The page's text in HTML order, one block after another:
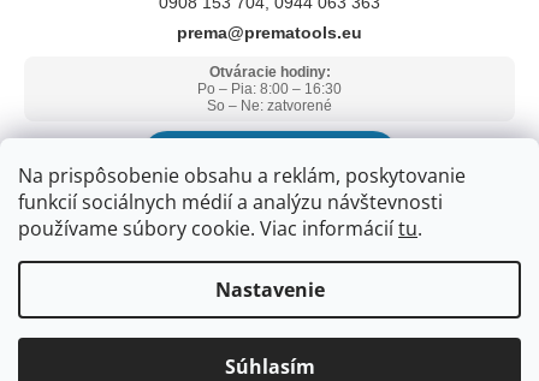
Na prispôsobenie obsahu a reklám, poskytovanie
funkcií sociálnych médií a analýzu návštevnosti
používame súbory cookie. Viac informáciítu.
Nastavenie
Súhlasím
prema@prematools.eu
Otváracie hodiny:
Po – Pia: 8:00 – 16:30
So – Ne: zatvorené